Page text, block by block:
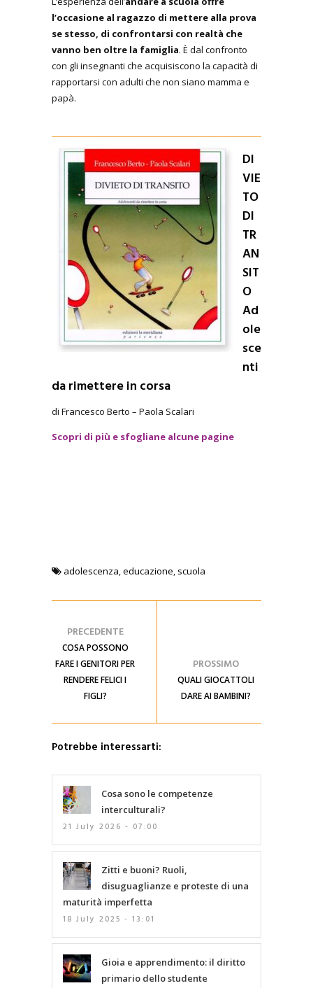
l’occasione al ragazzo di mettere alla prova
se stesso, di confrontarsi con realtà che
vanno ben oltre la famiglia. È dal confronto
con gli insegnanti che acquisiscono la capacità di
rapportarsi con adulti che non siano mamma e
papà.
DI
VIE
TO
DI
TR
AN
SIT
O
Ad
ole
sce
nti
da rimettere in corsa
di Francesco Berto – Paola Scalari
Scopri di più e sfogliane alcune pagine
adolescenza,educazione, scuola
PRECEDENTE
COSA POSSONO
FARE I GENITORI PER
RENDERE FELICI I
FIGLI?
PROSSIMO
QUALI GIOCATTOLI
DARE AI BAMBINI?
Potrebbe interessarti:
Cosa sono le competenze
interculturali?
21 July 2026 - 07:00
Zitti e buoni? Ruoli,
disuguaglianze e proteste di una
maturità imperfetta
18 July 2025 - 13:01
Gioia e apprendimento: il diritto
primario dello studente